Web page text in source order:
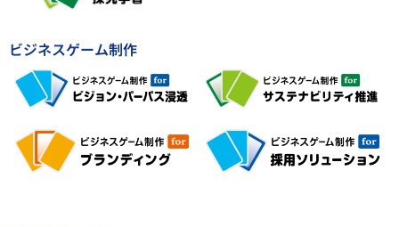
ビジネスゲーム制作